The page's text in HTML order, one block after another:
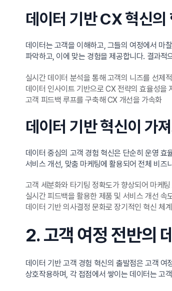
데이터 기반 CX 혁신의
데이터는 고객을 이해하고, 그들의 여정에서 마
파악하고, 이에 맞는 경험을 제공합니다. 결과적
실시간 데이터 분석을 통해 고객의 니즈를 선제
데이터 인사이트 기반으로 CX 전략의 효율성을
고객 피드백 루프를 구축해 CX 개선을 가속화
데이터 기반 혁신이 가
데이터 중심의 고객 경험 혁신은 단순히 운영
서비스 개선, 맞춤 마케팅에 활용되어 전체 비즈
고객 세분화와 타기팅 정확도가 향상되어 마케
실시간 피드백을 활용한 제품 및 서비스 개선 속
데이터 기반 의사결정 문화로 장기적인 혁신 체
2. 고객 여정 전반의
데이터 기반 고객 경험 혁신의 출발점은 고객
상호작용하며, 각 접점에서 쌓이는 데이터는 고